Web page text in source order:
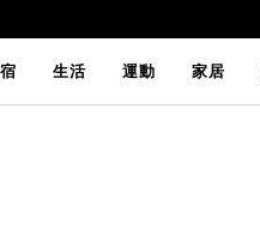
生活 運動 家居